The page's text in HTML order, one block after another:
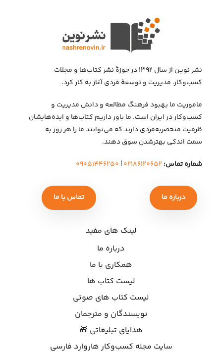
نشر نوین از سال ۱۳۹۲ در حوزهٔ نشر کتاب‌ها و مجلات
کسب‌وکار، مدیریت و توسعهٔ فردی آغاز به کار کرد.
ماموریت ما بهبود فرهنگ مطالعه و دانش مدیریت و
کسب‌وکار در ایران است. ما باور داریم کتاب‌ها و ایده‌هایشان
ظرفیت منحصربه‌فردی دارند که می‌توانند ما را هر روز به
سمت اندکی بهتر‌شدن سوق دهند.
شماره تماس: ۰۲۱۸۶۱۲۰۶۵۲| ۰۹۰۵۱۴۴۶۲۵۰
درباره ما تماس با ما
لینک های مفید
درباره ما
همکاری با ما
لیست کتاب ها
لیست کتاب های صوتی
نویسندگان و مترجمان
هدایای تبلیغاتی 🎁
سایت مجله کسب‌وکار هاروارد فارسی